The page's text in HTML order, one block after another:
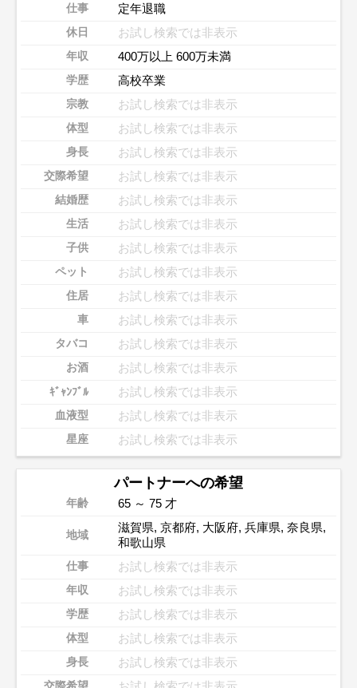
仕事 定年退職
休日 お試し検索では非表示
年収 400万以上 600万未満
学歴 高校卒業
宗教 お試し検索では非表示
体型 お試し検索では非表示
身長 お試し検索では非表示
交際希望 お試し検索では非表示
結婚歴 お試し検索では非表示
生活 お試し検索では非表示
子供 お試し検索では非表示
ペット お試し検索では非表示
住居 お試し検索では非表示
車 お試し検索では非表示
タバコ お試し検索では非表示
お酒 お試し検索では非表示
ｷﾞｬﾝﾌﾞﾙ お試し検索では非表示
血液型 お試し検索では非表示
星座 お試し検索では非表示
パートナーへの希望
年齢 65 ～ 75 才
地域
滋賀県, 京都府, 大阪府, 兵庫県, 奈良県,
和歌山県
仕事 お試し検索では非表示
年収 お試し検索では非表示
学歴 お試し検索では非表示
体型 お試し検索では非表示
身長 お試し検索では非表示